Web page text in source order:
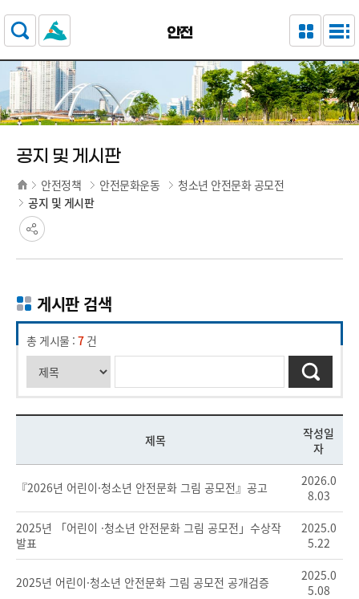
주요 메뉴로 건너뛰기
본문으로가기
안전
공지 및 게시판
안전정책 안전문화운동
청소년 안전문화 공모전
공지 및 게시판
게시판 검색
총 게시물 : 7건
제목
작성일
자
『2026년 어린이·청소년 안전문화 그림 공모전』공고
2026.0
8.03
2025년 「어린이 ·청소년 안전문화 그림 공모전」수상작
발표
2025.0
5.22
2025년 어린이·청소년 안전문화 그림 공모전 공개검증
2025.0
5.08